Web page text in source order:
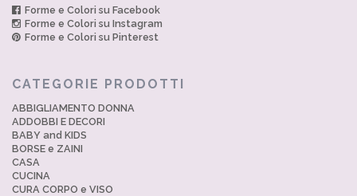
Forme e Colori su Facebook
Forme e Colori su Instagram
Forme e Colori su Pinterest
CATEGORIE PRODOTTI
ABBIGLIAMENTO DONNA
ADDOBBI E DECORI
BABY and KIDS
BORSE e ZAINI
CASA
CUCINA
CURA CORPO e VISO